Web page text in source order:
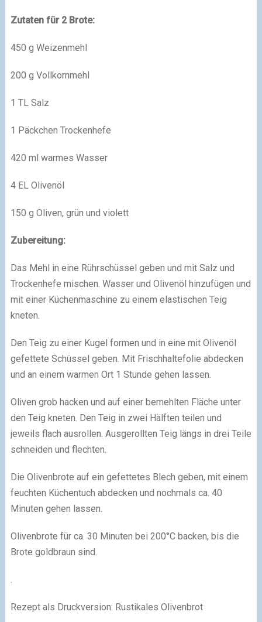
Zutaten für 2 Brote:
450 g Weizenmehl
200 g Vollkornmehl
1 TL Salz
1 Päckchen Trockenhefe
420 ml warmes Wasser
4 EL Olivenöl
150 g Oliven, grün und violett
Zubereitung:
Das Mehl in eine Rührschüssel geben und mit Salz und
Trockenhefe mischen. Wasser und Olivenöl hinzufügen und
mit einer Küchenmaschine zu einem elastischen Teig
kneten.
Den Teig zu einer Kugel formen und in eine mit Olivenöl
gefettete Schüssel geben. Mit Frischhaltefolie abdecken
und an einem warmen Ort 1 Stunde gehen lassen.
Oliven grob hacken und auf einer bemehlten Fläche unter
den Teig kneten. Den Teig in zwei Hälften teilen und
jeweils flach ausrollen. Ausgerollten Teig längs in drei Teile
schneiden und flechten.
Die Olivenbrote auf ein gefettetes Blech geben, mit einem
feuchten Küchentuch abdecken und nochmals ca. 40
Minuten gehen lassen.
Olivenbrote für ca. 30 Minuten bei 200°C backen, bis die
Brote goldbraun sind.
Rezept als Druckversion: Rustikales Olivenbrot